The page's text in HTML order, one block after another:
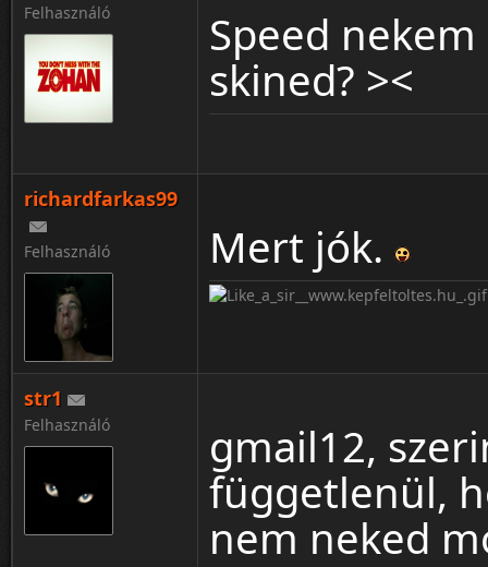
Felhasználó
Speed
skined? ><
richardfarkas99
Felhasználó Mert jók.
str1
Felhasználó
gmail12,
függetlenül,
nem neked